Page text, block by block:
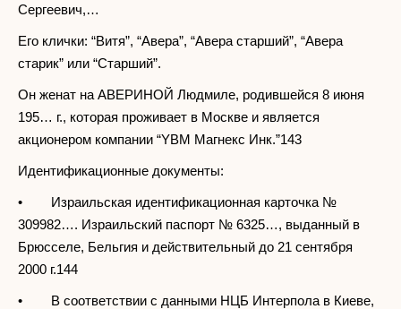
Сергеевич,…
Его клички: “Витя”, “Авера”, “Авера старший”, “Авера
старик” или “Старший”.
Он женат на АВЕРИНОЙ Людмиле, родившейся 8 июня
195… г., которая проживает в Москве и является
акционером компании “YBM Магнекс Инк.”143
Идентификационные документы:
• Израильская идентификационная карточка №
309982…. Израильский паспорт № 6325…, выданный в
Брюсселе, Бельгия и действительный до 21 сентября
2000 г.144
• В соответствии с данными НЦБ Интерпола в Киеве,